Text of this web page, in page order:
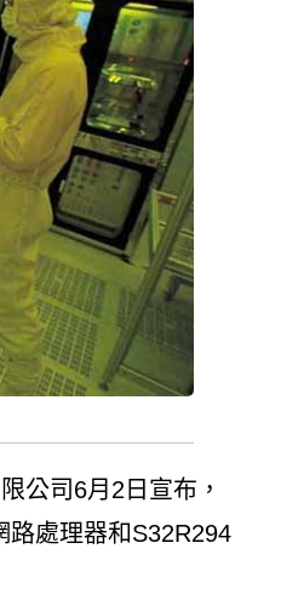
公司6月2日宣布，
路處理器和S32R294